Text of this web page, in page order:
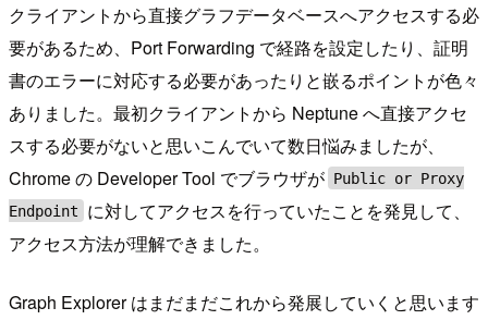
クライアントから直接グラフデータベースへアクセスする必
要があるため、Port Forwarding で経路を設定したり、証明
書のエラーに対応する必要があったりと嵌るポイントが色々
ありました。最初クライアントから Neptune へ直接アクセ
スする必要がないと思いこんでいて数日悩みましたが、
Chrome の Developer Tool でブラウザが Public or Proxy
Endpoint
に対してアクセスを行っていたことを発見して、
アクセス方法が理解できました。
Graph Explorer はまだまだこれから発展していくと思います